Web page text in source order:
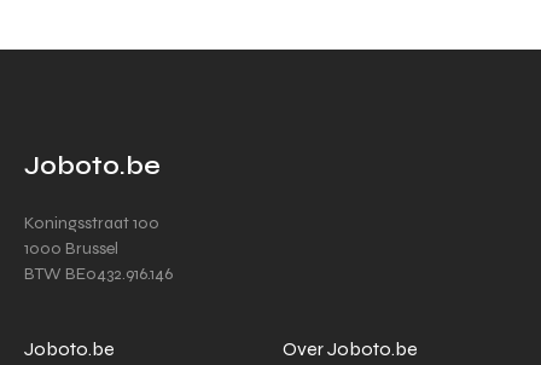
Joboto.be
Koningsstraat 100
1000 Brussel
BTW BE0432.916.146
Joboto.be Over Joboto.be